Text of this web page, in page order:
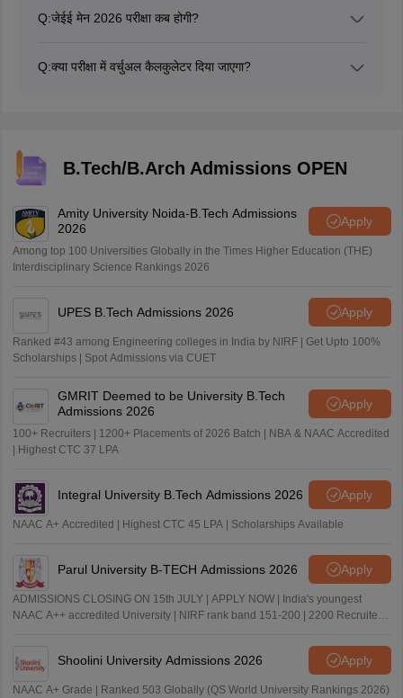
Q:जेईई मेन 2026 परीक्षा कब होगी?
Q:क्या परीक्षा में वर्चुअल कैलकुलेटर दिया जाएगा?
B.Tech/B.Arch Admissions OPEN
Amity University Noida-B.Tech Admissions
2026
Apply
Among top 100 Universities Globally in the Times Higher Education (THE)
Interdisciplinary Science Rankings 2026
UPES B.Tech Admissions 2026 Apply
Ranked #43 among Engineering colleges in India by NIRF | Get Upto 100%
Scholarships | Spot Admissions via CUET
GMRIT Deemed to be University B.Tech
Admissions 2026
Apply
100+ Recruiters | 1200+ Placements of 2026 Batch | NBA & NAAC Accredited
| Highest CTC 37 LPA
Integral University B.Tech Admissions 2026 Apply
NAAC A+ Accredited | Highest CTC 45 LPA | Scholarships Available
Parul University B-TECH Admissions 2026 Apply
ADMISSIONS CLOSING ON 15th JULY | APPLY NOW | India's youngest
NAAC A++ accredited University | NIRF rank band 151-200 | 2200 Recruiters
Shoolini University Admissions 2026 Apply
NAAC A+ Grade | Ranked 503 Globally (QS World University Rankings 2026)